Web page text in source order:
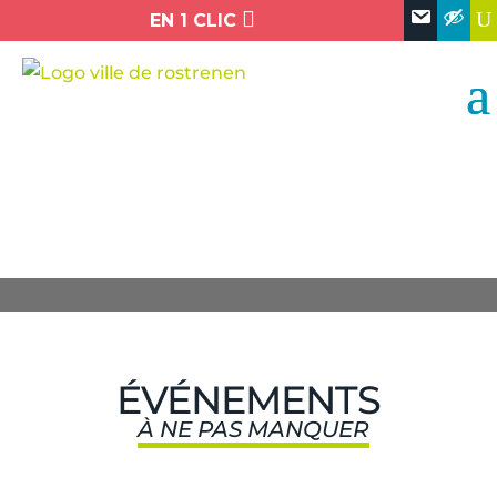
EN 1 CLIC  U
ÉVÉNEMENTS
À NE PAS MANQUER